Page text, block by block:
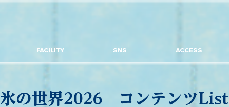
FACILITY SNS ACCESS
氷の世界2026 コンテンツList